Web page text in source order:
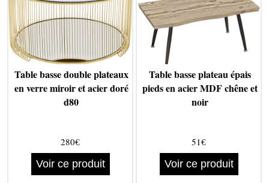
Table basse double plateaux
en verre miroir et acier doré
d80
280€
Voir ce produit
Table basse plateau épais
pieds en acier MDF chêne et
noir
51€
Voir ce produit